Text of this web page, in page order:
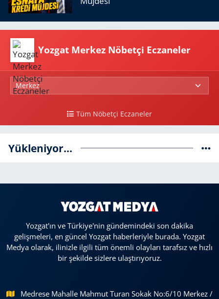
Yozgat Merkez Nöbetçi Eczaneler
Tüm Nöbetçi Eczaneler
Yükleniyor...
Yozgat'ın ve Türkiye'nin gündemindeki son dakika
gelişmeleri, en güncel Yozgat haberleriyle burada. Yozgat
Medya olarak, ilinizle ilgili tüm önemli olayları tarafsız ve hızlı
bir şekilde sizlere ulaştırıyoruz.
Medrese Mahalle Mahmut Turan Sokak No:6/10 Merkez /